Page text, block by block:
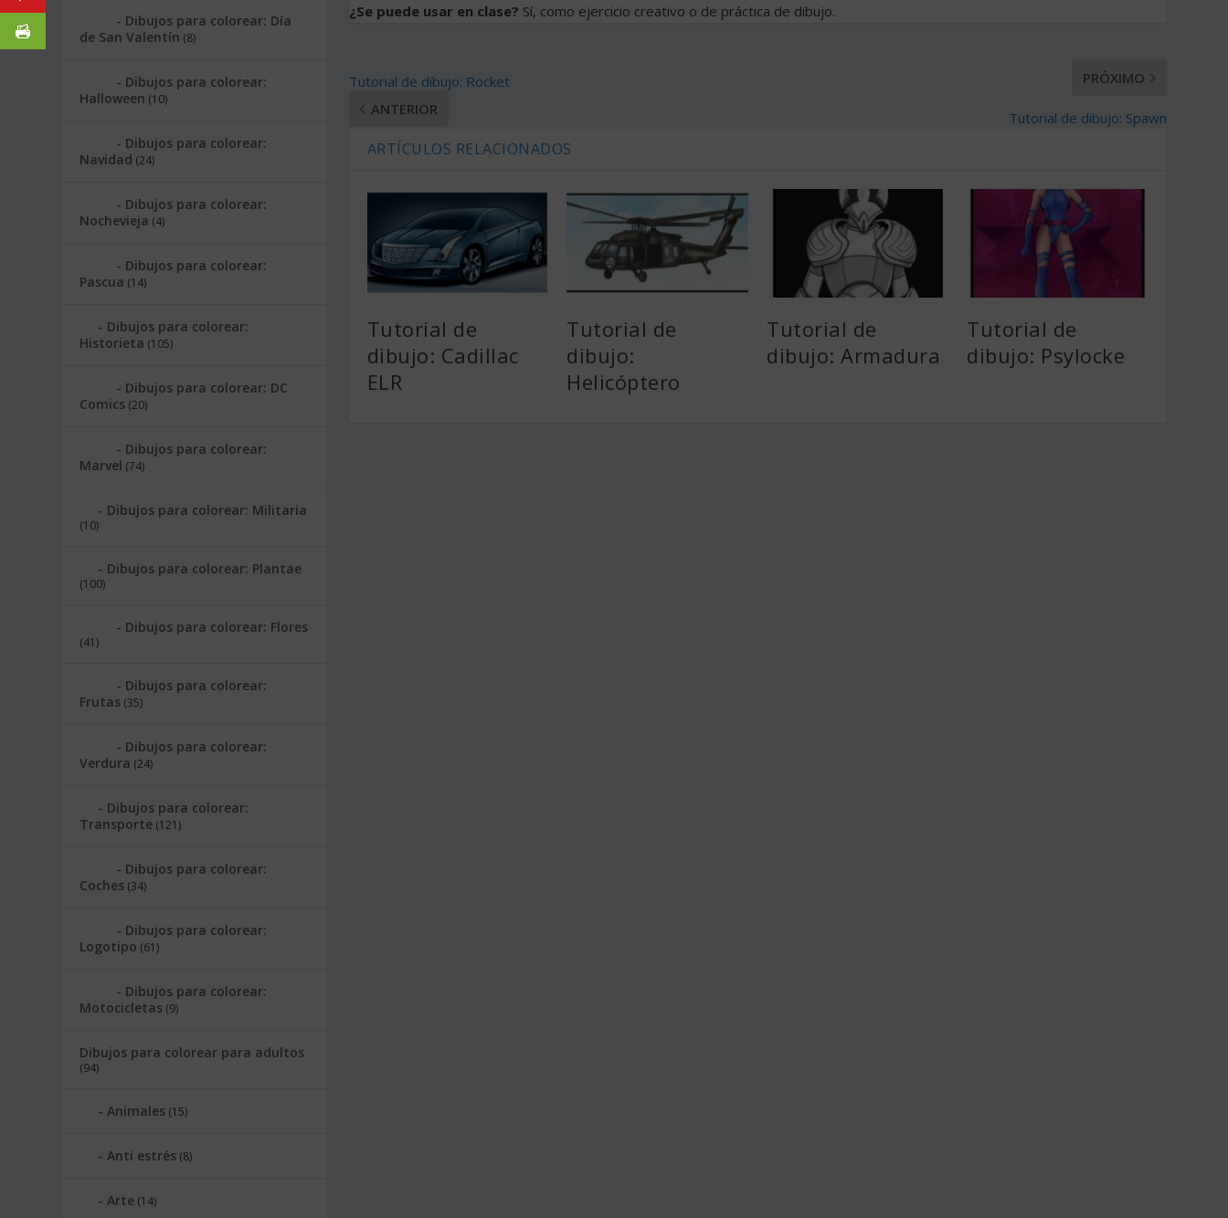
¿Se puede usar en clase? Sí, como ejercicio creativo o de práctica de dibujo.
Tutorial de dibujo: Rocket
ANTERIOR
PRÓXIMO
Tutorial de dibujo: Spawn
ARTÍCULOS RELACIONADOS
Tutorial de
dibujo: Cadillac
ELR
Tutorial de
dibujo:
Helicóptero
Tutorial de
dibujo: Armadura
Tutorial de
dibujo: Psylocke
Dibujos para colorear: Día
de San Valentín (8)
Dibujos para colorear:
Halloween (10)
Dibujos para colorear:
Navidad (24)
Dibujos para colorear:
Nochevieja (4)
Dibujos para colorear:
Pascua (14)
Dibujos para colorear:
Historieta (105)
Dibujos para colorear: DC
Comics (20)
Dibujos para colorear:
Marvel (74)
Dibujos para colorear: Militaria
(10)
Dibujos para colorear: Plantae
(100)
Dibujos para colorear: Flores
(41)
Dibujos para colorear:
Frutas (35)
Dibujos para colorear:
Verdura (24)
Dibujos para colorear:
Transporte (121)
Dibujos para colorear:
Coches (34)
Dibujos para colorear:
Logotipo (61)
Dibujos para colorear:
Motocicletas (9)
Dibujos para colorear para adultos
(94)
Animales (15)
Anti estrés (8)
Arte (14)